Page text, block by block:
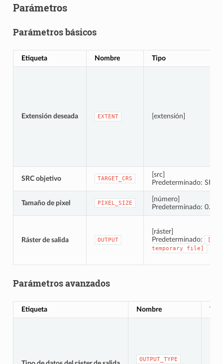
Parámetros
Parámetros básicos
Etiqueta Nombre Tipo
Extensión deseada EXTENT [extensión]
SRC objetivo TARGET_CRS
[src]
Predeterminado: SRC
Tamaño de pixel PIXEL_SIZE
[número]
Predeterminado: 0.1
Ráster de salida OUTPUT
[ráster]
Predeterminado:
temporary
file]
Parámetros avanzados
Etiqueta Nombre Tipo
OUTPUT_TYPE